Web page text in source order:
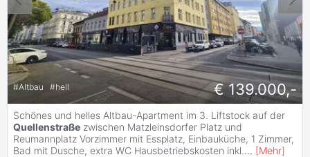
#Altbau #hell € 139.000,-
Schönes und helles Altbau-Apartment im 3. Liftstock auf der
Quellenstraße zwischen Matzleinsdorfer Platz und
Reumannplatz Vorzimmer mit Essplatz, Einbauküche, 1 Zimmer,
Bad mit Dusche, extra WC Hausbetriebskosten inkl.... [Mehr]